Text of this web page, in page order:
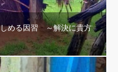
める因習 ～解決に貴方